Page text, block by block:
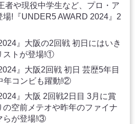
者や現役中学生など、プロ・ア
!『UNDER5 AWARD 2024』2
』大阪の2回戦 初日にはいき
ストが登場!①
』大阪2回戦 初日 芸歴5年目
年コンビも躍動!②
』大阪 2回戦2日目 3月に賞
の空前メテオや昨年のファイナ
らが登場!③